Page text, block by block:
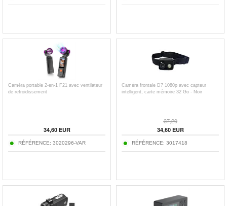
Caméra portable 2-en-1 F21 avec ventilateur
de refroidissement
34,60EUR
RÉFÉRENCE: 3020296-VAR
Caméra frontale D7 1080p avec capteur
intelligent, carte mémoire 32 Go - Noir
37,20
34,60EUR
RÉFÉRENCE: 3017418